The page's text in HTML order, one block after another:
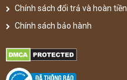
Chính sách đổi trả và hoàn tiền
Chính sách bảo hành